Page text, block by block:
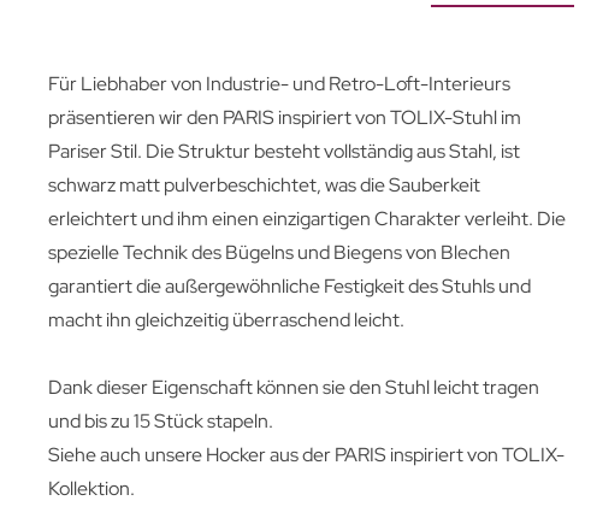
Für Liebhaber von Industrie- und Retro-Loft-Interieurs
präsentieren wir den PARIS inspiriert von TOLIX-Stuhl im
Pariser Stil. Die Struktur besteht vollständig aus Stahl, ist
schwarz matt pulverbeschichtet, was die Sauberkeit
erleichtert und ihm einen einzigartigen Charakter verleiht. Die
spezielle Technik des Bügelns und Biegens von Blechen
garantiert die außergewöhnliche Festigkeit des Stuhls und
macht ihn gleichzeitig überraschend leicht.
Dank dieser Eigenschaft können sie den Stuhl leicht tragen
und bis zu 15 Stück stapeln.
Siehe auch unsere Hocker aus der PARIS inspiriert von TOLIX-
Kollektion.